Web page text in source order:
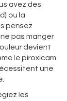
avez des
ou la
pensez
pas manger
devient
le piroxicam
une
les